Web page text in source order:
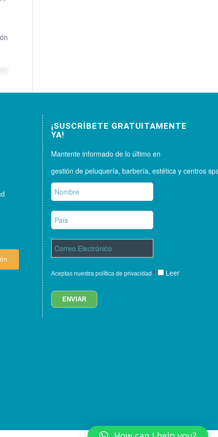
¡SUSCRÍBETE GRATUITAMENTE
YA!
Mantente informado de lo último en
gestión de peluquería, barbería, estética y centros
Aceptas nuestra política de privacidad* Leer